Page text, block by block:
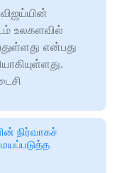
உலகளவில்
என்பது
நிர்வாகச்